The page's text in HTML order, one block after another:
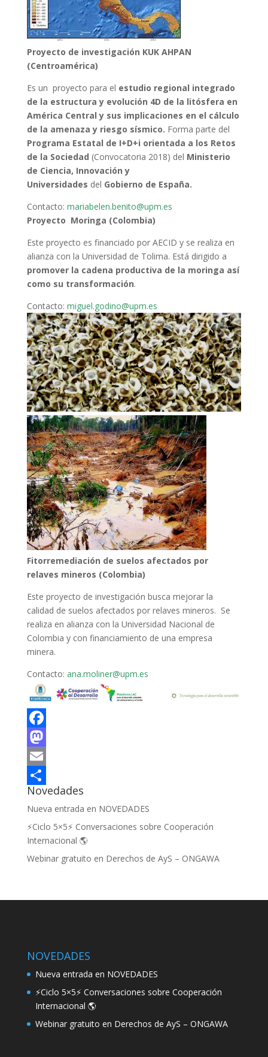
Proyecto de investigación KUK AHPAN
(Centroamérica)
Es un proyecto para el estudio regional integrado
de la estructura y evolución 4D de la litósfera en
América Central y sus implicaciones en el cálculo
de la amenaza y riesgo sísmico. Forma parte del
Programa Estatal de I+D+i orientada a los Retos
de la Sociedad (Convocatoria 2018) del Ministerio
de Ciencia, Innovación y
Universidades del Gobierno de España.
Contacto: mariabelen.benito@upm.es
Proyecto Moringa (Colombia)
Este proyecto es financiado por AECID y se realiza en
alianza con la Universidad de Tolima. Está dirigido a
promover la cadena productiva de la moringa así
como su transformación.
Contacto: miguel.godino@upm.es
Fitorremediación de suelos afectados por
relaves mineros (Colombia)
Este proyecto de investigación busca mejorar la
calidad de suelos afectados por relaves mineros. Se
realiza en alianza con la Universidad Nacional de
Colombia y con financiamiento de una empresa
minera.
Contacto: ana.moliner@upm.es
Facebook
Mastodon
Email
Compartir
Novedades
Nueva entrada en NOVEDADES
⚡Ciclo 5×5⚡ Conversaciones sobre Cooperación
Internacional 🌎
Webinar gratuito en Derechos de AyS – ONGAWA
NOVEDADES
Nueva entrada en NOVEDADES
⚡Ciclo 5×5⚡ Conversaciones sobre Cooperación
Internacional 🌎
Webinar gratuito en Derechos de AyS – ONGAWA